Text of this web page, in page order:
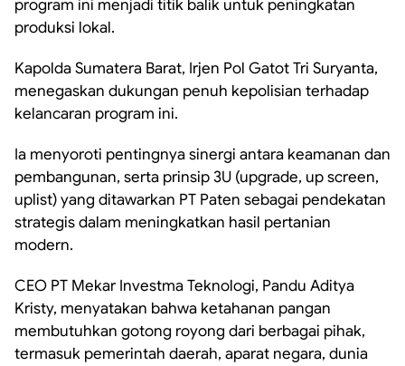
program ini menjadi titik balik untuk peningkatan
produksi lokal.
Kapolda Sumatera Barat, Irjen Pol Gatot Tri Suryanta,
menegaskan dukungan penuh kepolisian terhadap
kelancaran program ini.
Ia menyoroti pentingnya sinergi antara keamanan dan
pembangunan, serta prinsip 3U (upgrade, up screen,
uplist) yang ditawarkan PT Paten sebagai pendekatan
strategis dalam meningkatkan hasil pertanian
modern.
CEO PT Mekar Investma Teknologi, Pandu Aditya
Kristy, menyatakan bahwa ketahanan pangan
membutuhkan gotong royong dari berbagai pihak,
termasuk pemerintah daerah, aparat negara, dunia